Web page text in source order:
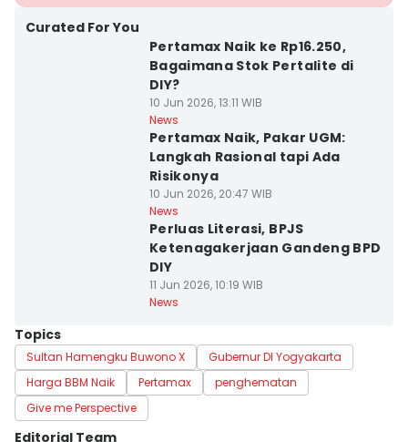
Curated For You
Pertamax Naik ke Rp16.250,
Bagaimana Stok Pertalite di
DIY?
10 Jun 2026, 13:11 WIB
News
Pertamax Naik, Pakar UGM:
Langkah Rasional tapi Ada
Risikonya
10 Jun 2026, 20:47 WIB
News
Perluas Literasi, BPJS
Ketenagakerjaan Gandeng BPD
DIY
11 Jun 2026, 10:19 WIB
News
Topics
Sultan Hamengku Buwono X
Gubernur DI Yogyakarta
Harga BBM Naik
Pertamax
penghematan
Give me Perspective
Editorial Team